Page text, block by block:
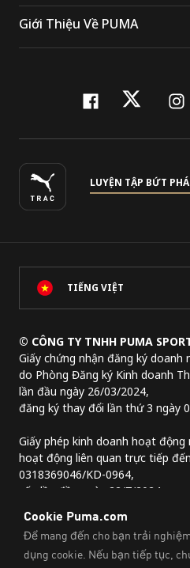
Giới Thiệu Về PUMA
facebook
twitter
LUYỆN TẬP BỨT
TIẾNG VIỆT
© CÔNG TY TNHH PUMA
Giấy chứng nhận đăng ký doanh
do Phòng Đăng ký Kinh doanh
lần đầu ngày 26/03/2024,
đăng ký thay đổi lần thứ 3 ngày
Giấy phép kinh doanh hoạt
hoạt động liên quan trực tiếp
0318369046/KD-0964,
cấp lần đầu ngày 22/7/2024.
Lầu 2, tòa nhà Lim Tower 3,
số 29A đường Nguyễn Đình Chiểu,
Phường Sài Gòn, Thành phố Hồ